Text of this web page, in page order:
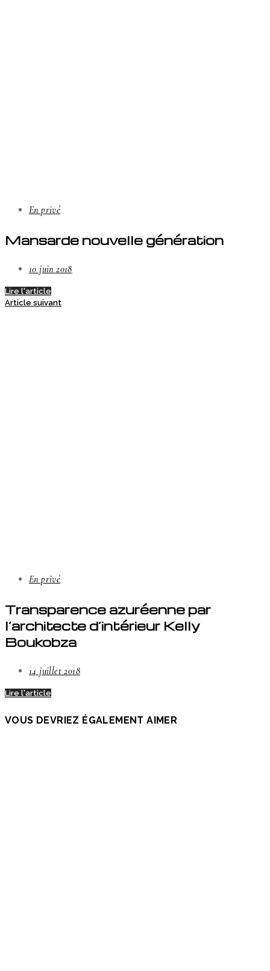
En privé
Mansarde nouvelle génération
10 juin 2018
Lire l'article
Article suivant
En privé
Transparence azuréenne par
l’architecte d’intérieur Kelly
Boukobza
14 juillet 2018
Lire l'article
VOUS DEVRIEZ ÉGALEMENT AIMER